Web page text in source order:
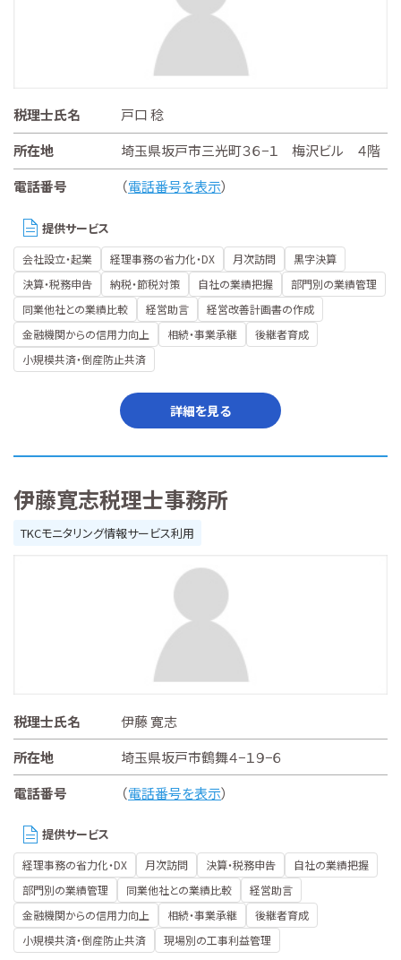
税理士氏名
戸口 稔
所在地
埼玉県坂戸市三光町３６−１ 梅沢ビル ４階
電話番号
（電話番号を表示）
提供サービス
会社設立・起業 経理事務の省力化・DX 月次訪問
黒字決算
決算・税務申告
納税・節税対策 自社の業績把握
部門別の業績管理
同業他社との業績比較
経営助言
経営改善計画書の作成
金融機関からの信用力向上
相続・事業承継
後継者育成
小規模共済・倒産防止共済
詳細を見る
伊藤寛志税理士事務所
TKCモニタリング情報サービス利用
税理士氏名
伊藤 寛志
所在地
埼玉県坂戸市鶴舞４−１９−６
電話番号
（電話番号を表示）
提供サービス
経理事務の省力化・DX 月次訪問 決算・税務申告
自社の業績把握
部門別の業績管理
同業他社との業績比較
経営助言
金融機関からの信用力向上
相続・事業承継
後継者育成
小規模共済・倒産防止共済
現場別の工事利益管理